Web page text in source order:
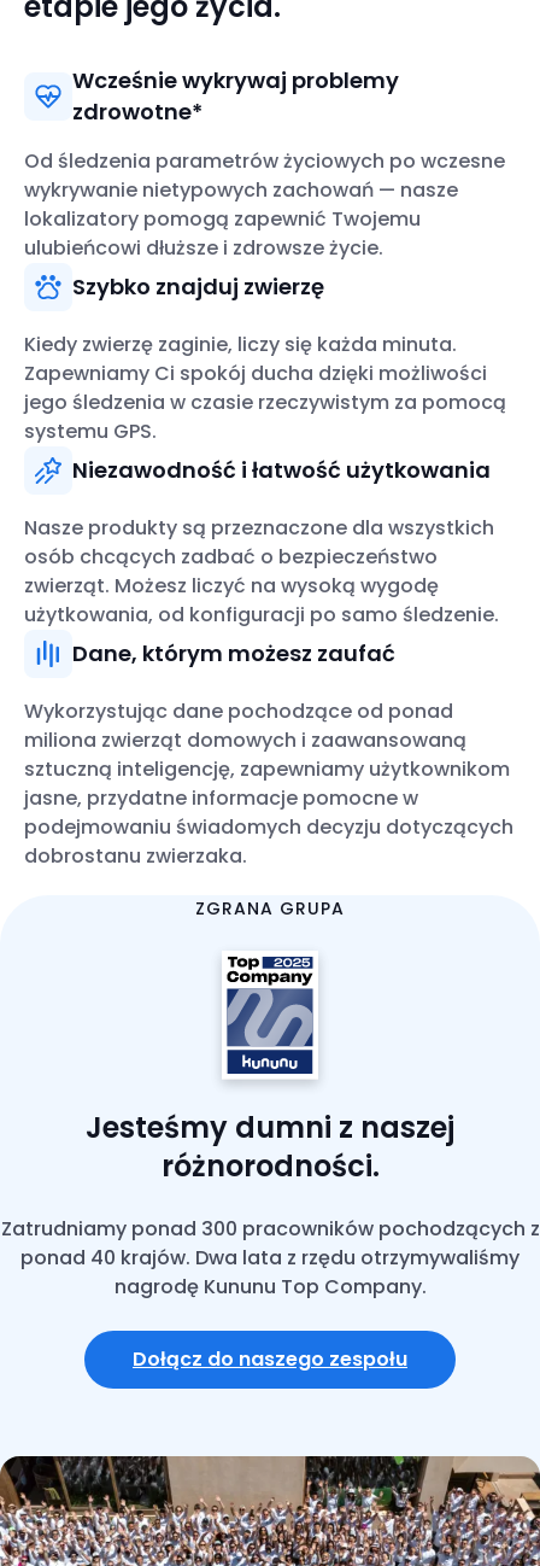
Wcześnie wykrywaj problemy
zdrowotne*
Od śledzenia parametrów życiowych po wczesne
wykrywanie nietypowych zachowań — nasze
lokalizatory pomogą zapewnić Twojemu
ulubieńcowi dłuższe i zdrowsze życie.
Szybko znajduj zwierzę
Kiedy zwierzę zaginie, liczy się każda minuta.
Zapewniamy Ci spokój ducha dzięki możliwości
jego śledzenia w czasie rzeczywistym za pomocą
systemu GPS.
Niezawodność i łatwość użytkowania
Nasze produkty są przeznaczone dla wszystkich
osób chcących zadbać o bezpieczeństwo
zwierząt. Możesz liczyć na wysoką wygodę
użytkowania, od konfiguracji po samo śledzenie.
Dane, którym możesz zaufać
Wykorzystując dane pochodzące od ponad
miliona zwierząt domowych i zaawansowaną
sztuczną inteligencję, zapewniamy użytkownikom
jasne, przydatne informacje pomocne w
podejmowaniu świadomych decyzju dotyczących
dobrostanu zwierzaka.
ZGRANA GRUPA
Jesteśmy dumni z naszej
różnorodności.
Zatrudniamy ponad 300 pracowników pochodzących z
ponad 40 krajów. Dwa lata z rzędu otrzymywaliśmy
nagrodę Kununu Top Company.
Dołącz do naszego zespołu